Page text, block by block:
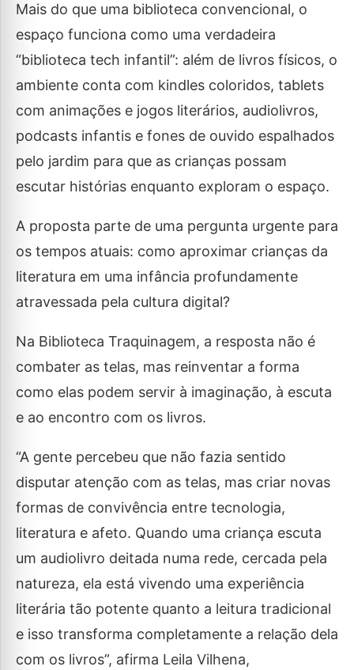
Mais do que uma biblioteca convencional, o
espaço funciona como uma verdadeira
“biblioteca tech infantil”: além de livros físicos, o
ambiente conta com kindles coloridos, tablets
com animações e jogos literários, audiolivros,
podcasts infantis e fones de ouvido espalhados
pelo jardim para que as crianças possam
escutar histórias enquanto exploram o espaço.
A proposta parte de uma pergunta urgente para
os tempos atuais: como aproximar crianças da
literatura em uma infância profundamente
atravessada pela cultura digital?
Na Biblioteca Traquinagem, a resposta não é
combater as telas, mas reinventar a forma
como elas podem servir à imaginação, à escuta
e ao encontro com os livros.
“A gente percebeu que não fazia sentido
disputar atenção com as telas, mas criar novas
formas de convivência entre tecnologia,
literatura e afeto. Quando uma criança escuta
um audiolivro deitada numa rede, cercada pela
natureza, ela está vivendo uma experiência
literária tão potente quanto a leitura tradicional
e isso transforma completamente a relação dela
com os livros”, afirma Leila Vilhena,